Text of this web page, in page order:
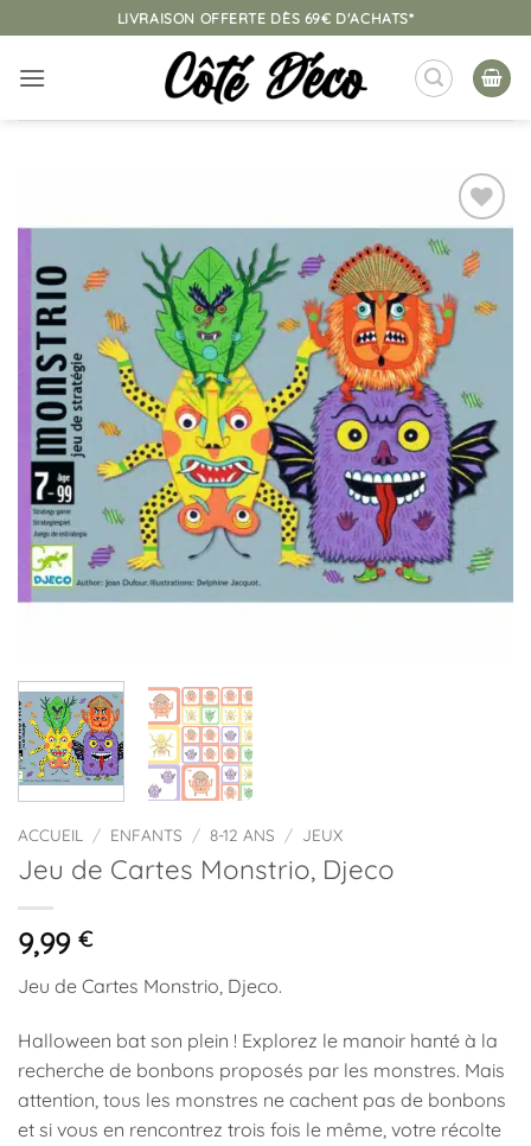
au
contenu
LIVRAISON OFFERTE DÈS 69€ D'ACHATS*
Ajouter
à la
liste
d’envies
ACCUEIL / ENFANTS / 8-12 ANS / JEUX
Jeu de Cartes Monstrio, Djeco
9,99 €
Jeu de Cartes Monstrio, Djeco.
Halloween bat son plein ! Explorez le manoir hanté à la
recherche de bonbons proposés par les monstres. Mais
attention, tous les monstres ne cachent pas de bonbons
et si vous en rencontrez trois fois le même, votre récolte